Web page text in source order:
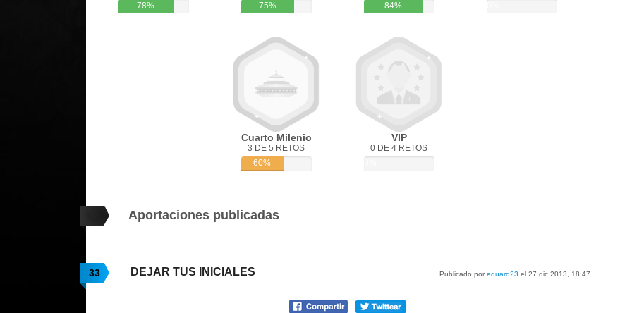
78%
75%
84%
Cuarto Milenio
3 DE 5 RETOS
60%
VIP
0 DE 4 RETOS
Aportaciones publicadas
33 Publicado poreduard23 el 27 dic 2013, 18:47
DEJAR TUS INICIALES